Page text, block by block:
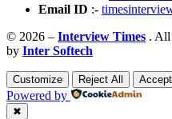
Email ID :-
© 2026 – Interview Times . All
by Inter Softech
Customize Reject All Accept
Powered by
✖